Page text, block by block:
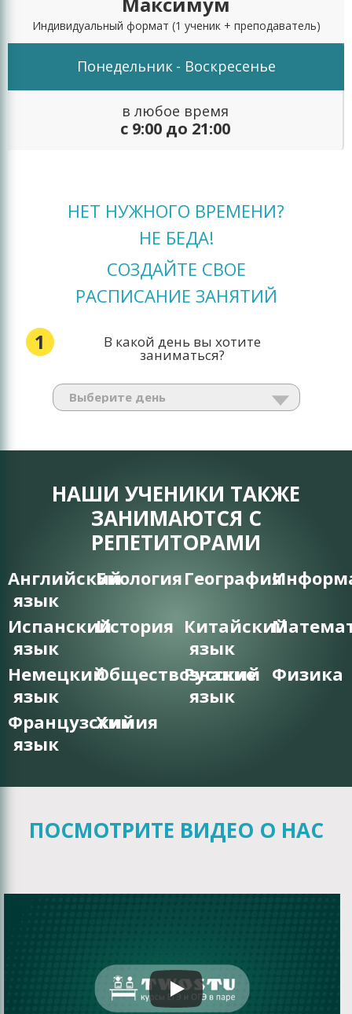
Индивидуальный формат (1 ученик + преподаватель)
Понедельник - Воскресенье
в любое время
с 9:00 до 21:00
НЕТ НУЖНОГО ВРЕМЕНИ?
НЕ БЕДА!
СОЗДАЙТЕ СВОЕ
РАСПИСАНИЕ ЗАНЯТИЙ
1 В какой день вы хотите
заниматься?
НАШИ УЧЕНИКИ ТАКЖЕ
ЗАНИМАЮТСЯ С
РЕПЕТИТОРАМИ
Английский
язык
БиологияГеография
Испанский
язык
История Китайский
язык
Немецкий
язык
Обществознание
Русский
язык
Физика
Французский
язык
Химия
ПОСМОТРИТЕ ВИДЕО О НАС